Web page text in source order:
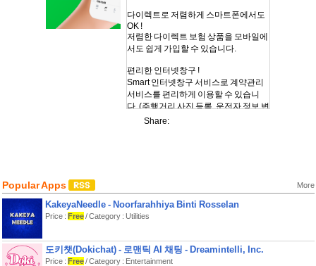
다이렉트로 저렴하게 스마트폰에서도
OK !
저렴한 다이렉트 보험 상품을 모바일에
서도 쉽게 가입할 수 있습니다.
편리한 인터넷창구 !
Smart 인터넷창구 서비스로 계약관리
서비스를 편리하게 이용할 수 있습니
다. (주행거리 사진 등록, 운전자 정보 변
경 등)
[주요 제공서비스 안내 ver. 1.0]
보험료 계산 및 가입서비스
자동차보험, 운전자보험,해외여행보
주택화재보험, 연금보험
보험계약조회, 증명서발급 등 계약관리
Share:
Popular Apps More
KakeyaNeedle - Noorfarahhiya Binti Rosselan
Price : Free/ Category : Utilities
도키챗(Dokichat) - 로맨틱 AI 채팅 - Dreamintelli, Inc.
Price : Free/ Category : Entertainment